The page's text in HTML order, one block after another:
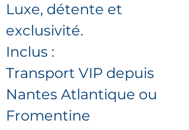
Luxe, détente et
exclusivité.
Inclus :
Transport VIP depuis
Nantes Atlantique ou
Fromentine